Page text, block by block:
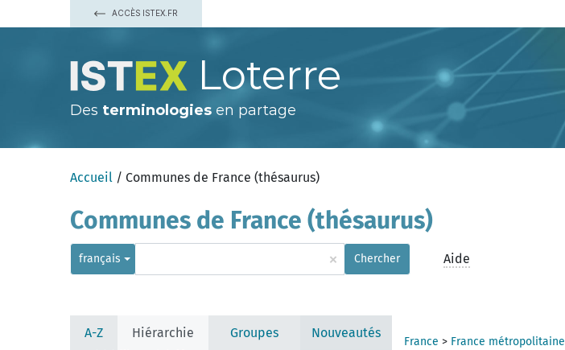
ACCÈS ISTEX.FR
Loterre
Des terminologies en partage
Accueil / Communes de France (thésaurus)
Communes de France (thésaurus)
français × Chercher Aide
A-Z Hiérarchie Groupes Nouveautés
Penmarch
Peumerit
Pleyben
Pleyber-Christ
Plobannalec-Lesconil
Ploéven
Plogastel-Saint-Germain
Plogonnec
Plomeur
Plonéour-Lanvern
Plonévez-Porzay
Plouarzel
Plouédern
Plouégat-Guérand
France > France métropolitaine